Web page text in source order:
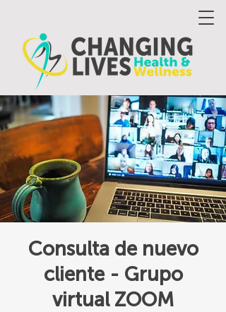
Consulta de nuevo
cliente - Grupo
virtual ZOOM